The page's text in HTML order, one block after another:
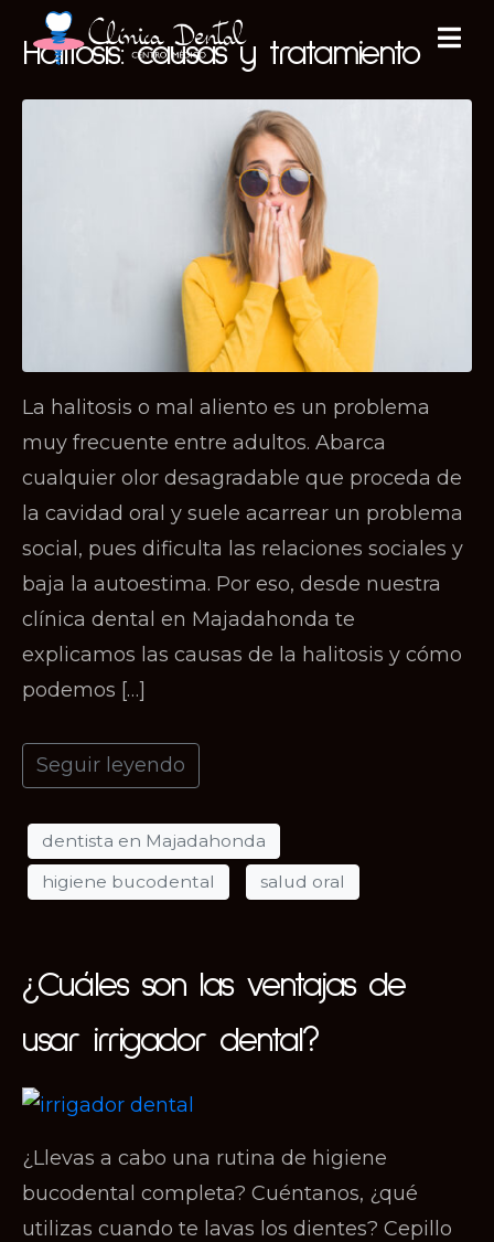
Halitosis: causas y tratamiento
La halitosis o mal aliento es un problema
muy frecuente entre adultos. Abarca
cualquier olor desagradable que proceda de
la cavidad oral y suele acarrear un problema
social, pues dificulta las relaciones sociales y
baja la autoestima. Por eso, desde nuestra
clínica dental en Majadahonda te
explicamos las causas de la halitosis y cómo
podemos […]
Seguir leyendo
dentista en Majadahonda
higiene bucodental
salud oral
¿Cuáles son las ventajas de
usar irrigador dental?
¿Llevas a cabo una rutina de higiene
bucodental completa? Cuéntanos, ¿qué
utilizas cuando te lavas los dientes? Cepillo